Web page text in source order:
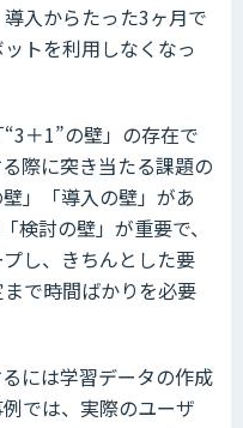
入からたった3ヶ月で
トを利用しなくなっ
＋1”の壁」の存在で
際に突き当たる課題の
」「導入の壁」があ
検討の壁」が重要で、
し、きちんとした要
で時間ばかりを必要
には学習データの作成
では、実際のユーザ